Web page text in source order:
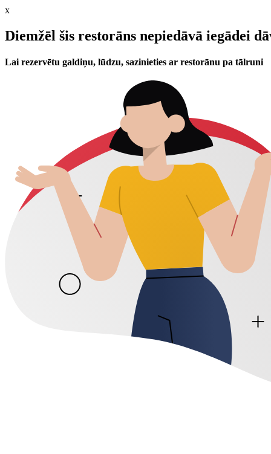
x
Diemžēl šis restorāns nepiedāvā iegādei
Lai rezervētu galdiņu, lūdzu, sazinieties ar restorānu pa tālruni